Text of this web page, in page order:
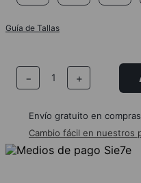
Guía de Tallas
＋
－
Envío gratuito en
Cambio fácil en nuestros